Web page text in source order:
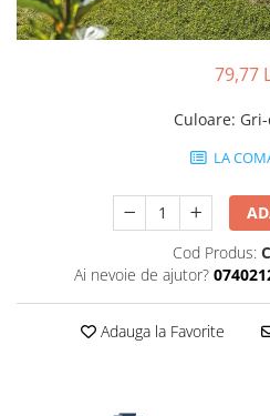
Accesorii pentru termosistem
Accesorii pentru vata
Vata minerala bazaltica
Vopsele
Vopsea lavabila pentru interior
Pas Japonez
79,77
Culoare:
LA
Cod Produs:
Ai nevoie de ajutor?
Adauga la Favorite